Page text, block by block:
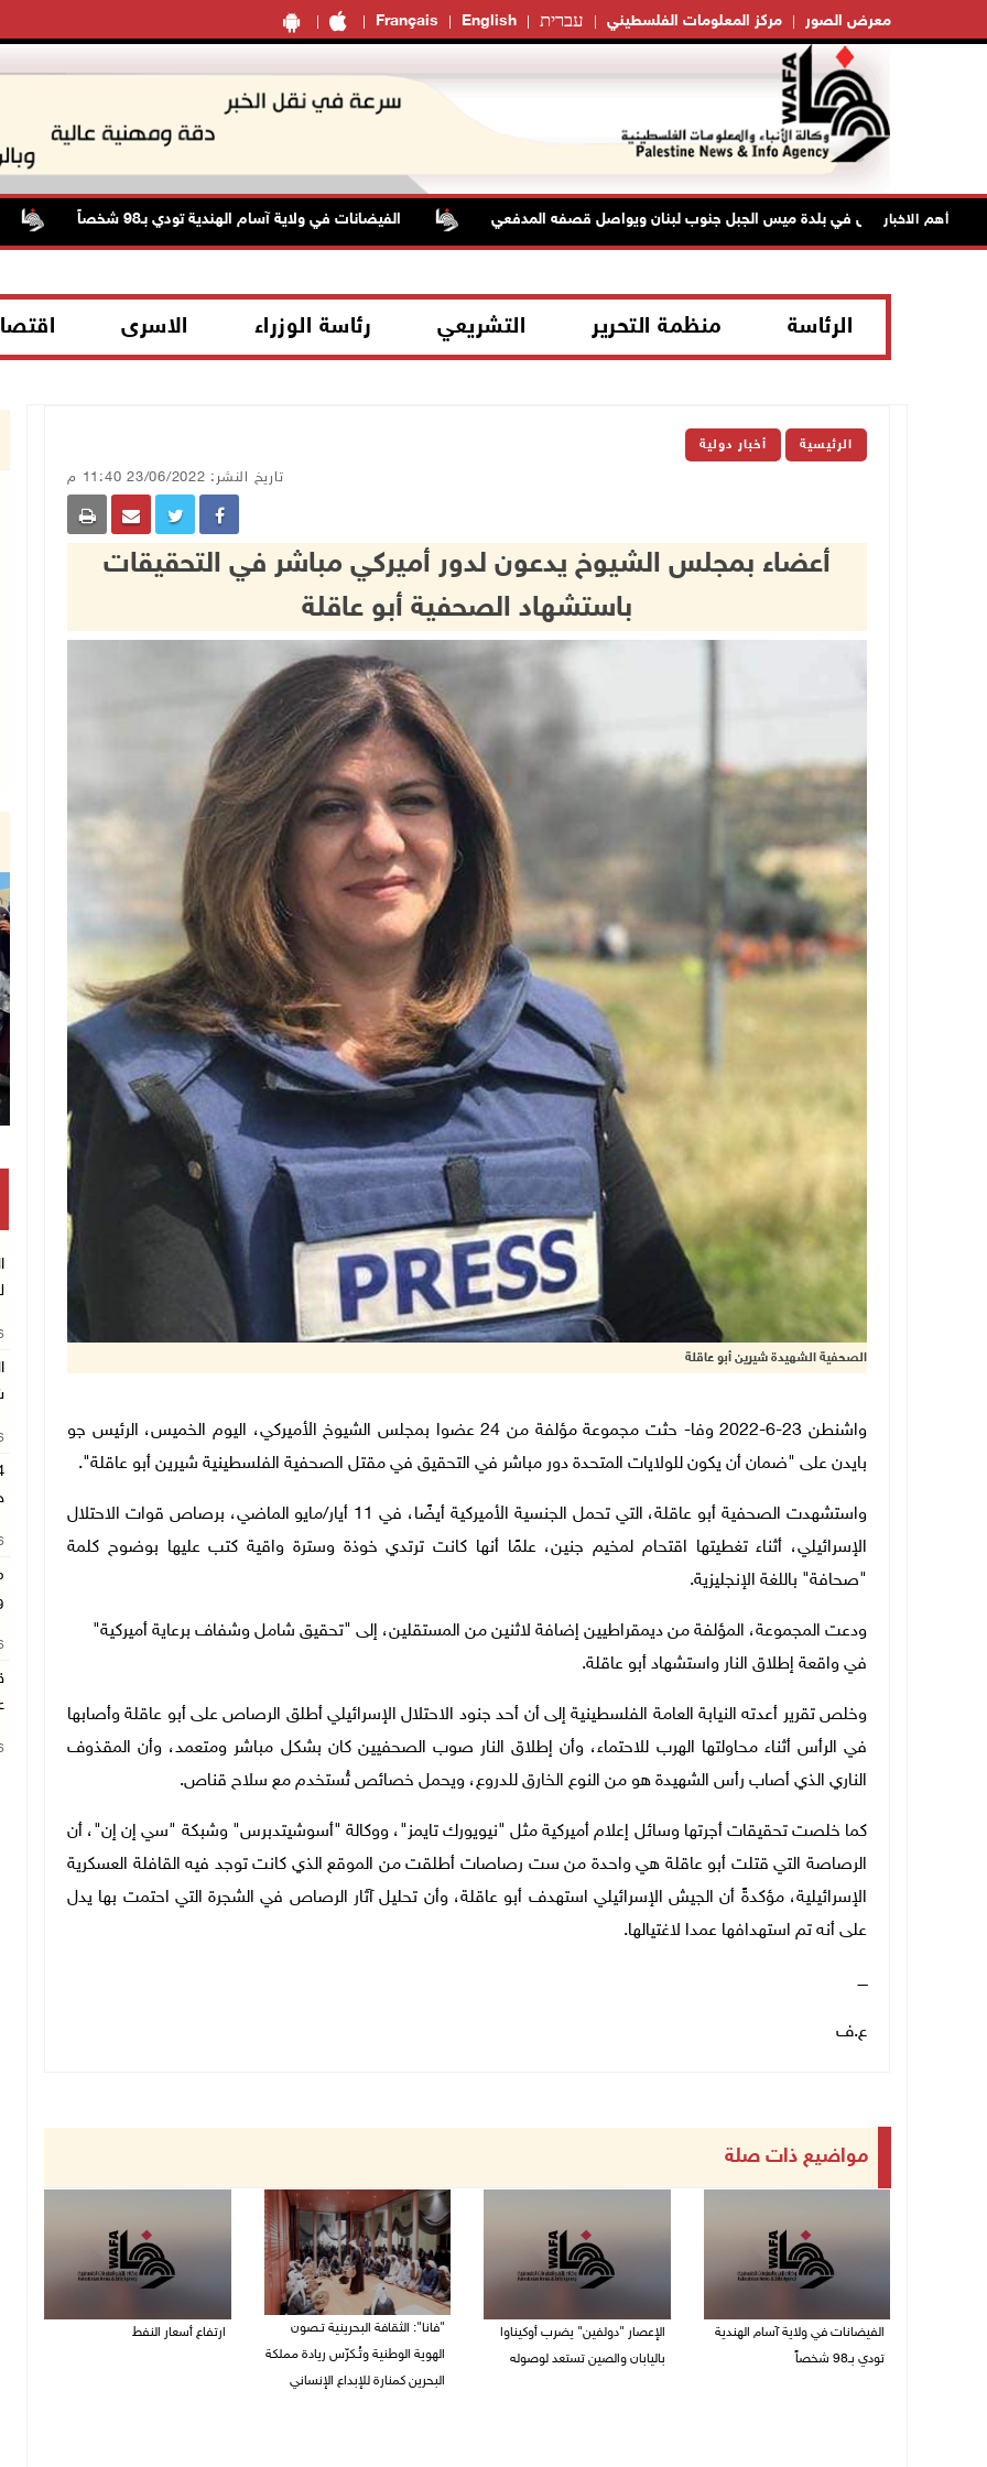
Français English עברית مركز المعلومات الفلسطيني معرض الصور
أهم الاخبار
يتوغل في بلدة ميس الجبل جنوب لبنان ويواصل قصفه المدفعي الفيضانات في ولاية آسام الهندية تودي بـ98 شخصاً
الرئاسة منظمة التحرير التشريعي رئاسة الوزراء الاسرى
الرئيسية أخبار دولية
تاريخ النشر: 23/06/2022 11:40 م
أعضاء بمجلس الشيوخ يدعون لدور أميركي مباشر في التحقيقات
باستشهاد الصحفية أبو عاقلة
الصحفية الشهيدة شيرين أبو عاقلة
واشنطن 23-6-2022 وفا- حثت مجموعة مؤلفة من 24 عضوا بمجلس الشيوخ الأميركي، اليوم الخميس، الرئيس جو
بايدن على "ضمان أن يكون للولايات المتحدة دور مباشر في التحقيق في مقتل الصحفية الفلسطينية شيرين أبو عاقلة".
واستشهدت الصحفية أبو عاقلة، التي تحمل الجنسية الأميركية أيضًا، في 11 أيار /مايو الماضي، برصاص قوات الاحتلال
الإسرائيلي، أثناء تغطيتها اقتحام لمخيم جنين، علمًا أنها كانت ترتدي خوذة وسترة واقية كتب عليها بوضوح كلمة
"صحافة" باللغة الإنجليزية.
ودعت المجموعة، المؤلفة من ديمقراطيين إضافة لاثنين من المستقلين، إلى "تحقيق شامل وشفاف برعاية أميركية"
في واقعة إطلاق النار واستشهاد أبو عاقلة.
وخلص تقرير أعدته النيابة العامة الفلسطينية إلى أن أحد جنود الاحتلال الإسرائيلي أطلق الرصاص على أبو عاقلة وأصابها
في الرأس أثناء محاولتها الهرب للاحتماء، وأن إطلاق النار صوب الصحفيين كان بشكل مباشر ومتعمد، وأن المقذوف
الناري الذي أصاب رأس الشهيدة هو من النوع الخارق للدروع، ويحمل خصائص تُستخدم مع سلاح قناص.
كما خلصت تحقيقات أجرتها وسائل إعلام أميركية مثل "نيويورك تايمز"، ووكالة "أسوشيتدبرس" وشبكة "سي إن إن"، أن
الرصاصة التي قتلت أبو عاقلة هي واحدة من ست رصاصات أطلقت من الموقع الذي كانت توجد فيه القافلة العسكرية
الإسرائيلية، مؤكدةً أن الجيش الإسرائيلي استهدف أبو عاقلة، وأن تحليل آثار الرصاص في الشجرة التي احتمت بها يدل
على أنه تم استهدافها عمدا لاغتيالها.
ــــ
ع.ف
مواضيع ذات صلة
الفيضانات في ولاية آسام الهندية
تودي بـ98 شخصاً
الإعصار "دولفين" يضرب أوكيناوا
باليابان والصين تستعد لوصوله
"فانا": الثقافة البحرينية تـصون
الهوية الوطنية وتُـكرّس ريادة مملكة
البحرين كمنارة للإبداع الإنساني
ارتفاع أسعار النفط
تكريم متفوقين